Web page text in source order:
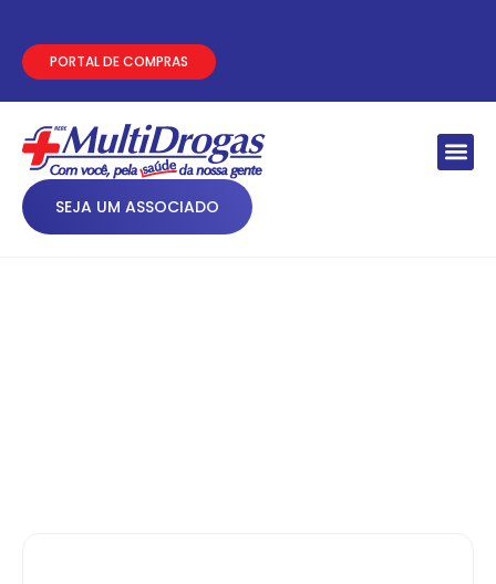
PORTAL DE COMPRAS
SEJA UM ASSOCIADO